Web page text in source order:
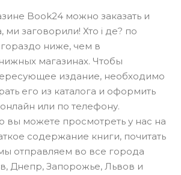
Book24 можно заказать и
ми заговорили! Хто і де? по
ниже, чем в
магазинах. Чтобы
издание, необходимо
его из каталога и оформить
или по телефону.
вы можете просмотреть у нас на
содержание книги, почитать
отправляем во все города
Днепр, Запорожье, Львов и